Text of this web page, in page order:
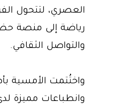
العصري، لتتحول
رياضة إلى منصة
والتواصل الثقافي.
واختُتمت الأمسية
وانطباعات مميزة